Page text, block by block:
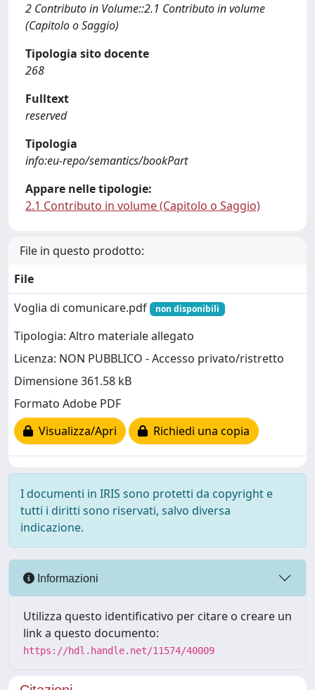
2 Contributo in Volume::2.1 Contributo in volume
(Capitolo o Saggio)
Tipologia sito docente
268
Fulltext
reserved
Tipologia
info:eu-repo/semantics/bookPart
Appare nelle tipologie:
2.1 Contributo in volume (Capitolo o Saggio)
File in questo prodotto:
File
Voglia di comunicare.pdf
non disponibili
Tipologia: Altro materiale allegato
Licenza: NON PUBBLICO - Accesso privato/ristretto
Dimensione 361.58 kB
Formato Adobe PDF
Visualizza/Apri
Richiedi una copia
I documenti in IRIS sono protetti da copyright e
tutti i diritti sono riservati, salvo diversa
indicazione.
Informazioni
Utilizza questo identificativo per citare o creare un
link a questo documento:
https://hdl.handle.net/11574/40009